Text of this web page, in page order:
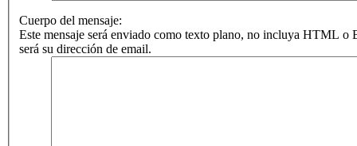
Cuerpo del mensaje:
Este mensaje será enviado como texto plano, no incluya HTML o
será su dirección de email.